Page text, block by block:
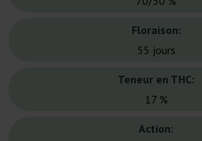
Floraison:
55 jours
Teneur en THC:
17 %
Action: